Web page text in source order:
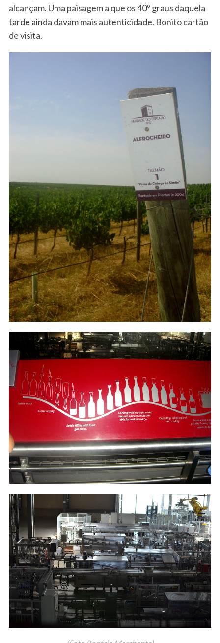
alcançam. Uma paisagem a que os 40º graus daquela
tarde ainda davam mais autenticidade. Bonito cartão
de visita.